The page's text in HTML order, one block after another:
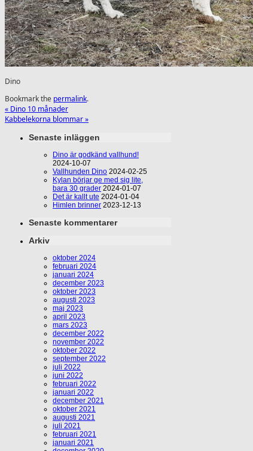
Dino
Bookmark the permalink.
« Dino 10 månader
Kabbelekorna blommar»
Senaste inläggen
Dino är godkänd vallhund!
2024-10-07
Vallhunden Dino 2024-02-25
Kylan börjar ge med sig lite,
bara 30 grader 2024-01-07
Det är kallt ute 2024-01-04
Himlen brinner 2023-12-13
Senaste kommentarer
Arkiv
oktober 2024
februari 2024
januari 2024
december 2023
oktober 2023
augusti 2023
maj 2023
april 2023
mars 2023
december 2022
november 2022
oktober 2022
september 2022
juli 2022
juni 2022
februari 2022
januari 2022
december 2021
oktober 2021
augusti 2021
juli 2021
februari 2021
januari 2021